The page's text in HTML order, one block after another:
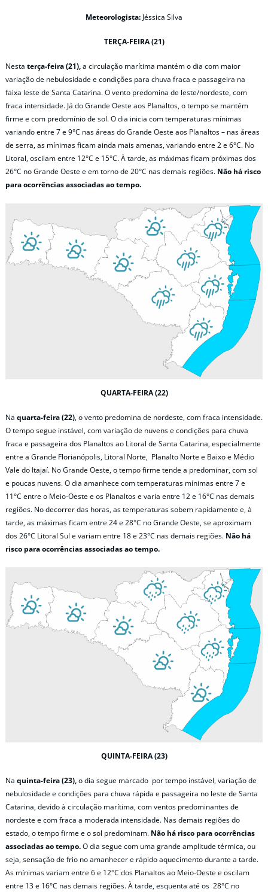
Meteorologista: Jéssica Silva
TERÇA-FEIRA (21)
Nesta terça-feira (21),a circulação marítima mantém o dia com maior
variação de nebulosidade e condições para chuva fraca e passageira na
faixa leste de Santa Catarina. O vento predomina de leste/nordeste, com
fraca intensidade. Já do Grande Oeste aos Planaltos, o tempo se mantém
firme e com predomínio de sol. O dia inicia com temperaturas mínimas
variando entre 7 e 9°C nas áreas do Grande Oeste aos Planaltos – nas áreas
de serra, as mínimas ficam ainda mais amenas, variando entre 2 e 6°C. No
Litoral, oscilam entre 12°C e 15°C. À tarde, as máximas ficam próximas dos
26°C no Grande Oeste e em torno de 20°C nas demais regiões. Não há risco
para ocorrências associadas ao tempo.
QUARTA-FEIRA (22)
Na quarta-feira (22), o vento predomina de nordeste, com fraca intensidade.
O tempo segue instável, com variação de nuvens e condições para chuva
fraca e passageira dos Planaltos ao Litoral de Santa Catarina, especialmente
entre a Grande Florianópolis, Litoral Norte, Planalto Norte e Baixo e Médio
Vale do Itajaí. No Grande Oeste, o tempo firme tende a predominar, com sol
e poucas nuvens. O dia amanhece com temperaturas mínimas entre 7 e
11°C entre o Meio-Oeste e os Planaltos e varia entre 12 e 16°C nas demais
regiões. No decorrer das horas, as temperaturas sobem rapidamente e, à
tarde, as máximas ficam entre 24 e 28°C no Grande Oeste, se aproximam
dos 26°C Litoral Sul e variam entre 18 e 23°C nas demais regiões. Não há
risco para ocorrências associadas ao tempo.
QUINTA-FEIRA (23)
Na quinta-feira (23),o dia segue marcado por tempo instável, variação de
nebulosidade e condições para chuva rápida e passageira no leste de Santa
Catarina, devido à circulação marítima, com ventos predominantes de
nordeste e com fraca a moderada intensidade. Nas demais regiões do
estado, o tempo firme e o sol predominam. Não há risco para ocorrências
associadas ao tempo.O dia segue com uma grande amplitude térmica, ou
seja, sensação de frio no amanhecer e rápido aquecimento durante a tarde.
As mínimas variam entre 6 e 12°C dos Planaltos ao Meio-Oeste e oscilam
entre 13 e 16°C nas demais regiões. À tarde, esquenta até os 28°C no